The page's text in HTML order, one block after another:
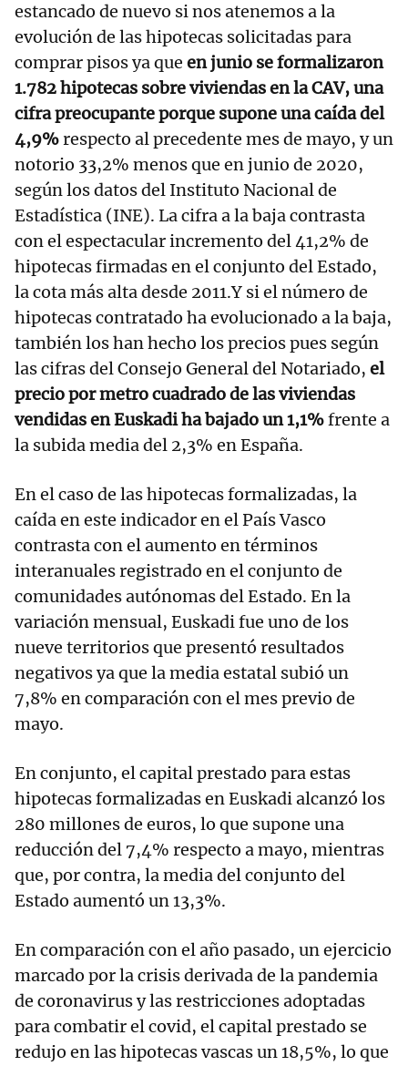
estancado de nuevo si nos atenemos a la
evolución de las hipotecas solicitadas para
comprar pisos ya que en junio se formalizaron
1.782 hipotecas sobre viviendas en la CAV, una
cifra preocupante porque supone una caída del
4,9%respecto al precedente mes de mayo, y un
notorio 33,2% menos que en junio de 2020,
según los datos del Instituto Nacional de
Estadística (INE). La cifra a la baja contrasta
con el espectacular incremento del 41,2% de
hipotecas firmadas en el conjunto del Estado,
la cota más alta desde 2011.Y si el número de
hipotecas contratado ha evolucionado a la baja,
también los han hecho los precios pues según
las cifras del Consejo General del Notariado, el
precio por metro cuadrado de las viviendas
vendidas en Euskadi ha bajado un 1,1%frente a
la subida media del 2,3% en España.
En el caso de las hipotecas formalizadas, la
caída en este indicador en el País Vasco
contrasta con el aumento en términos
interanuales registrado en el conjunto de
comunidades autónomas del Estado. En la
variación mensual, Euskadi fue uno de los
nueve territorios que presentó resultados
negativos ya que la media estatal subió un
7,8% en comparación con el mes previo de
mayo.
En conjunto, el capital prestado para estas
hipotecas formalizadas en Euskadi alcanzó los
280 millones de euros, lo que supone una
reducción del 7,4% respecto a mayo, mientras
que, por contra, la media del conjunto del
Estado aumentó un 13,3%.
En comparación con el año pasado, un ejercicio
marcado por la crisis derivada de la pandemia
de coronavirus y las restricciones adoptadas
para combatir el covid, el capital prestado se
redujo en las hipotecas vascas un 18,5%, lo que